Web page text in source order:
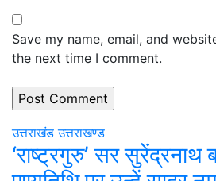
Save my name, email, and
the next time I comment.
उत्तराखंड उत्तराखण्ड
‘राष्ट्रगुरु’ सर सुरेंद्रनाथ